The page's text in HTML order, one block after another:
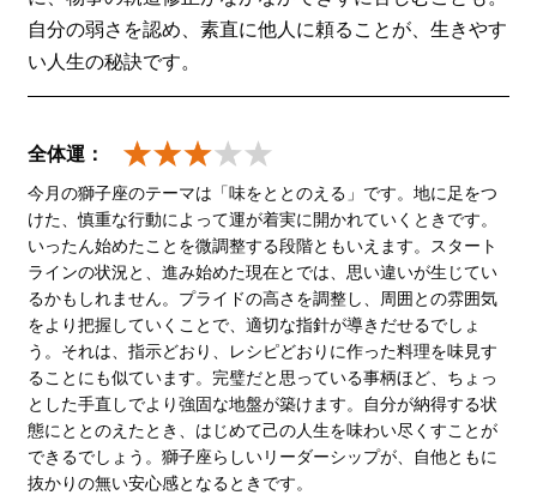
自分の弱さを認め、素直に他人に頼ることが、生きやす
い人生の秘訣です。
全体運：
今月の獅子座のテーマは「味をととのえる」です。地に足をつ
けた、慎重な行動によって運が着実に開かれていくときです。
いったん始めたことを微調整する段階ともいえます。スタート
ラインの状況と、進み始めた現在とでは、思い違いが生じてい
るかもしれません。プライドの高さを調整し、周囲との雰囲気
をより把握していくことで、適切な指針が導きだせるでしょ
う。それは、指示どおり、レシピどおりに作った料理を味見す
ることにも似ています。完璧だと思っている事柄ほど、ちょっ
とした手直しでより強固な地盤が築けます。自分が納得する状
態にととのえたとき、はじめて己の人生を味わい尽くすことが
できるでしょう。獅子座らしいリーダーシップが、自他ともに
抜かりの無い安心感となるときです。